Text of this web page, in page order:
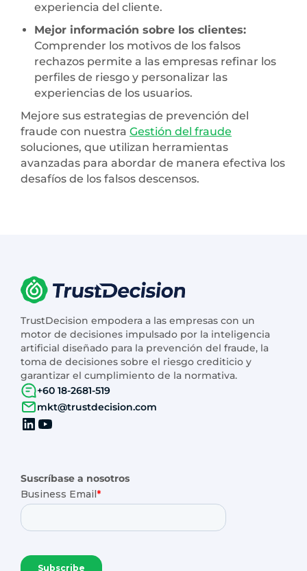
experiencia del cliente.
Mejor información sobre los clientes:
Comprender los motivos de los falsos
rechazos permite a las empresas refinar los
perfiles de riesgo y personalizar las
experiencias de los usuarios.
Mejore sus estrategias de prevención del
fraude con nuestra Gestión del fraude
soluciones, que utilizan herramientas
avanzadas para abordar de manera efectiva los
desafíos de los falsos descensos.
TrustDecision empodera a las empresas con un
motor de decisiones impulsado por la inteligencia
artificial diseñado para la prevención del fraude, la
toma de decisiones sobre el riesgo crediticio y
garantizar el cumplimiento de la normativa.
+60 18-2681-519
mkt@trustdecision.com
Suscríbase a nosotros